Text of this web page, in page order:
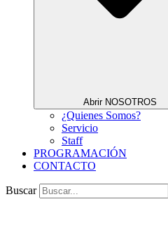
Abrir NOSOTROS
¿Quienes Somos?
Servicio
Staff
PROGRAMACIÓN
CONTACTO
Buscar